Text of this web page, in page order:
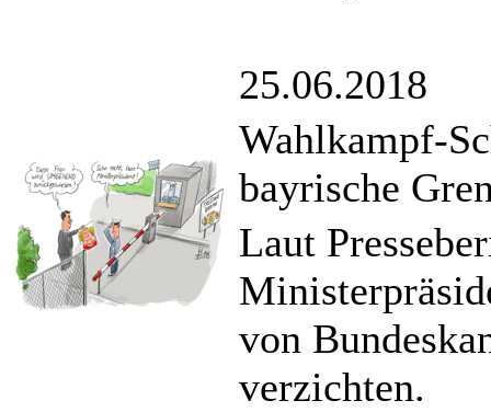
25.06.2018
Wahlkampf-
bayrische
Laut
von
verzichten.